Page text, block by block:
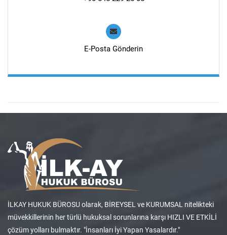
E-Posta Gönderin
İLKAY HUKUK BÜROSU olarak, BİREYSEL ve KURUMSAL nitelikteki
müvekkillerinin her türlü hukuksal sorunlarına karşı HIZLI VE ETKİLİ
çözüm yolları bulmaktır. "İnsanları İyi Yapan Yasalardır."